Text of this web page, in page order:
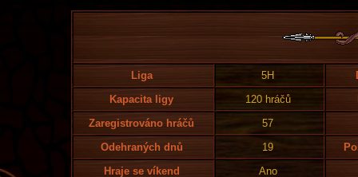
Liga 5H
Kapacita ligy
120 hráčů
Zaregistrováno hráčů
57
Odehraných dnů
19
Hraje se víkend
Ano